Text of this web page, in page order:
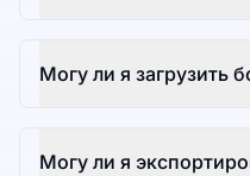
Могу ли я загрузить
Могу ли я